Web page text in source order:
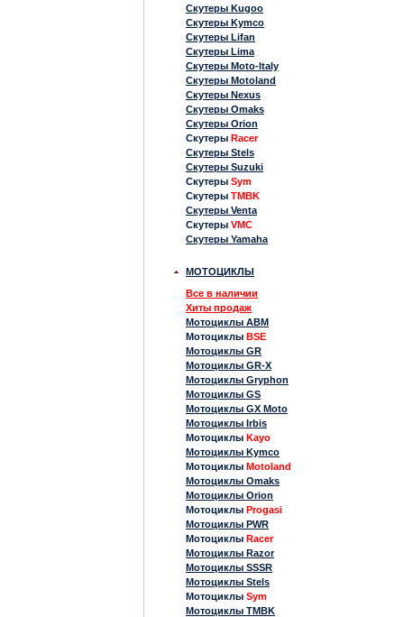
Скутеры Kugoo
Скутеры Kymco
Скутеры Lifan
Скутеры Lima
Скутеры Moto-Italy
Скутеры Motoland
Скутеры Nexus
Скутеры Omaks
Скутеры Orion
Скутеры Racer
Скутеры Stels
Скутеры Suzuki
Скутеры Sym
Скутеры TMBK
Скутеры Venta
Скутеры VMC
Скутеры Yamaha
МОТОЦИКЛЫ
Все в наличии
Хиты продаж
Мотоциклы ABM
Мотоциклы BSE
Мотоциклы GR
Мотоциклы GR-X
Мотоциклы Gryphon
Мотоциклы GS
Мотоциклы GX Moto
Мотоциклы Irbis
Мотоциклы Kayo
Мотоциклы Kymco
Мотоциклы Motoland
Мотоциклы Omaks
Мотоциклы Orion
Мотоциклы Progasi
Мотоциклы PWR
Мотоциклы Racer
Мотоциклы Razor
Мотоциклы SSSR
Мотоциклы Stels
Мотоциклы Sym
Мотоциклы TMBK